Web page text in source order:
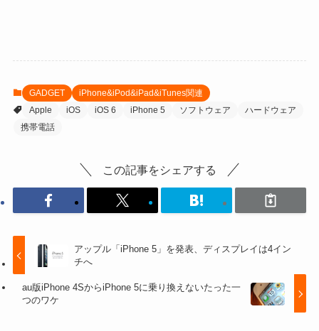
GADGET
iPhone&iPod&iPad&iTunes関連
Apple
iOS iOS 6 iPhone 5 ソフトウェア
ハードウェア
携帯電話
この記事をシェアする
アップル「iPhone 5」を発表、ディスプレイは4イン
チへ
au版iPhone 4SからiPhone 5に乗り換えないたった一
つのワケ